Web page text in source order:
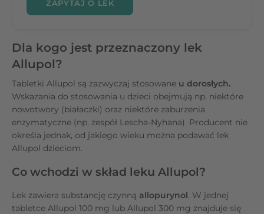
ZAPYTAJ O LEK
Dla kogo jest przeznaczony lek
Allupol?
Tabletki Allupol są zazwyczaj stosowane u dorosłych.
Wskazania do stosowania u dzieci obejmują np. niektóre
nowotwory (białaczki) oraz niektóre zaburzenia
enzymatyczne (np. zespół Lescha-Nyhana). Producent nie
określa jednak, od jakiego wieku można podawać lek
Allupol dzieciom.
Co wchodzi w skład leku Allupol?
Lek zawiera substancję czynną allopurynol. W jednej
tabletce Allupol 100 mg lub Allupol 300 mg znajduje się